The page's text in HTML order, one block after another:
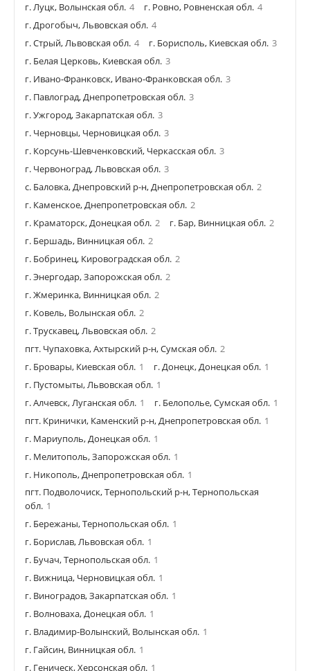
г. Луцк, Волынская обл. 4 г. Ровно, Ровненская обл. 4
г. Дрогобыч, Львовская обл. 4
г. Стрый, Львовская обл. 4 г. Борисполь, Киевская обл. 3
г. Белая Церковь, Киевская обл. 3
г. Ивано-Франковск, Ивано-Франковская обл. 3
г. Павлоград, Днепропетровская обл. 3
г. Ужгород, Закарпатская обл. 3
г. Черновцы, Черновицкая обл. 3
г. Корсунь-Шевченковский, Черкасская обл. 3
г. Червоноград, Львовская обл. 3
с. Баловка, Днепровский р-н, Днепропетровская обл. 2
г. Каменское, Днепропетровская обл. 2
г. Краматорск, Донецкая обл. 2 г. Бар, Винницкая обл. 2
г. Бершадь, Винницкая обл. 2
г. Бобринец, Кировоградская обл. 2
г. Энергодар, Запорожская обл. 2
г. Жмеринка, Винницкая обл. 2
г. Ковель, Волынская обл. 2
г. Трускавец, Львовская обл. 2
пгт. Чупаховка, Ахтырский р-н, Сумская обл. 2
г. Бровары, Киевская обл. 1 г. Донецк, Донецкая обл. 1
г. Пустомыты, Львовская обл. 1
г. Алчевск, Луганская обл. 1 г. Белополье, Сумская обл. 1
пгт. Кринички, Каменский р-н, Днепропетровская обл. 1
г. Мариуполь, Донецкая обл. 1
г. Мелитополь, Запорожская обл. 1
г. Никополь, Днепропетровская обл. 1
пгт. Подволочиск, Тернопольский р-н, Тернопольская
обл. 1
г. Бережаны, Тернопольская обл. 1
г. Борислав, Львовская обл. 1
г. Бучач, Тернопольская обл. 1
г. Вижница, Черновицкая обл. 1
г. Виноградов, Закарпатская обл. 1
г. Волноваха, Донецкая обл. 1
г. Владимир-Волынский, Волынская обл. 1
г. Гайсин, Винницкая обл. 1
г. Геническ, Херсонская обл. 1